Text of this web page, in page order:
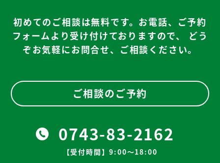
初めてのご相談は無料です。お電話、ご予約
フォームより受け付けておりますので、
どう
ぞお気軽にお問合せ、ご相談ください。
ご相談のご予約
0743-83-2162
【受付時間】9:00～18:00